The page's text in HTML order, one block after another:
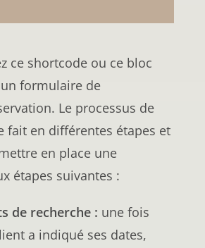
ce shortcode ou ce bloc
formulaire de
Le processus de
fait en différentes étapes et
en place une
étapes suivantes :
de recherche : une fois
a indiqué ses dates,